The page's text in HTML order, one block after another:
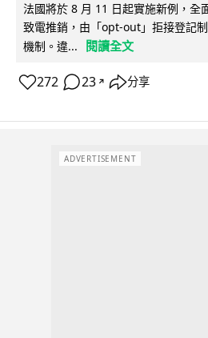
法國將於 8 月 11 日起實施新例，全
致電推銷，由「opt-out」拒接登記
機制。違...
閱讀全文
272 23 ↗ 分享
ADVERTISEMENT